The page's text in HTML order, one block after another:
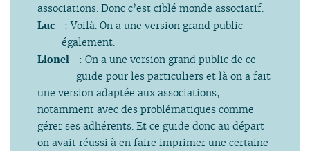
associations. Donc c’est ciblé monde associatif.
Luc
: Voilà. On a une version grand public
également.
Lionel
: On a une version grand public de ce
guide pour les particuliers et là on a fait
une version adaptée aux associations,
notamment avec des problématiques comme
gérer ses adhérents. Et ce guide donc au départ
on avait réussi à en faire imprimer une certaine